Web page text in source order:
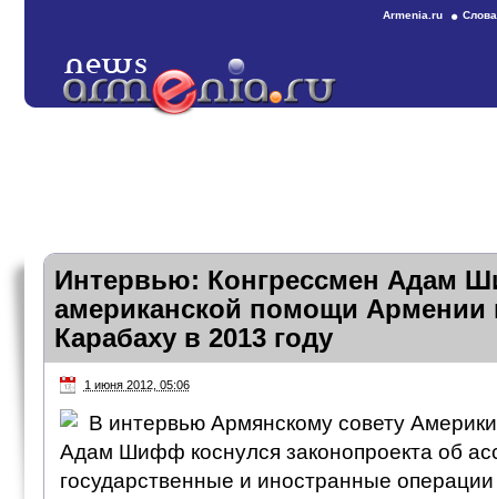
Armenia.ru
Интервью: Конгрессмен Адам
американской помощи Армении
Карабаху в 2013 году
1 июня 2012, 05:06
В интервью Армянскому совету
Адам Шифф коснулся законопроекта об
государственные и иностранные